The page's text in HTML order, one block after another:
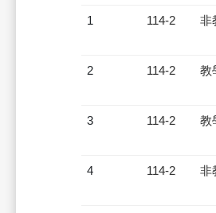
1 114-2 非
2 114-2 教
3 114-2 教
4 114-2 非